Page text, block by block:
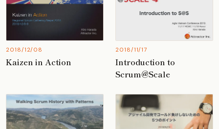
2018/12/08
Kaizen in Action
2018/11/17
Introduction to
Scrum@Scale